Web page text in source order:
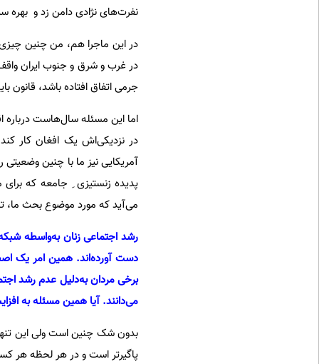
نفرت‌های نژادی دامن زد و بهره
در این ماجرا هم، من چنین
در غرب و شرق و جنوب ایران
جرمی اتفاق افتاده باشد،
اما این مسئله سال‌هاست
در نزدیکی‌اش یک افغان کار
آمریکایی نیز ما با چنین وضعیتی
پدیده زنستیزی ِ جامعه که
می‌آید که مورد موضوع بحث
رشد اجتماعی زنان به‌واسطه
دست آورده‌اند. همین امر یک
برخی مردان به‌دلیل عدم رشد
می‌دانند. آیا همین مسئله به
بدون شک چنین است ولی این
پاگیرتر است و در هر لحظه هر